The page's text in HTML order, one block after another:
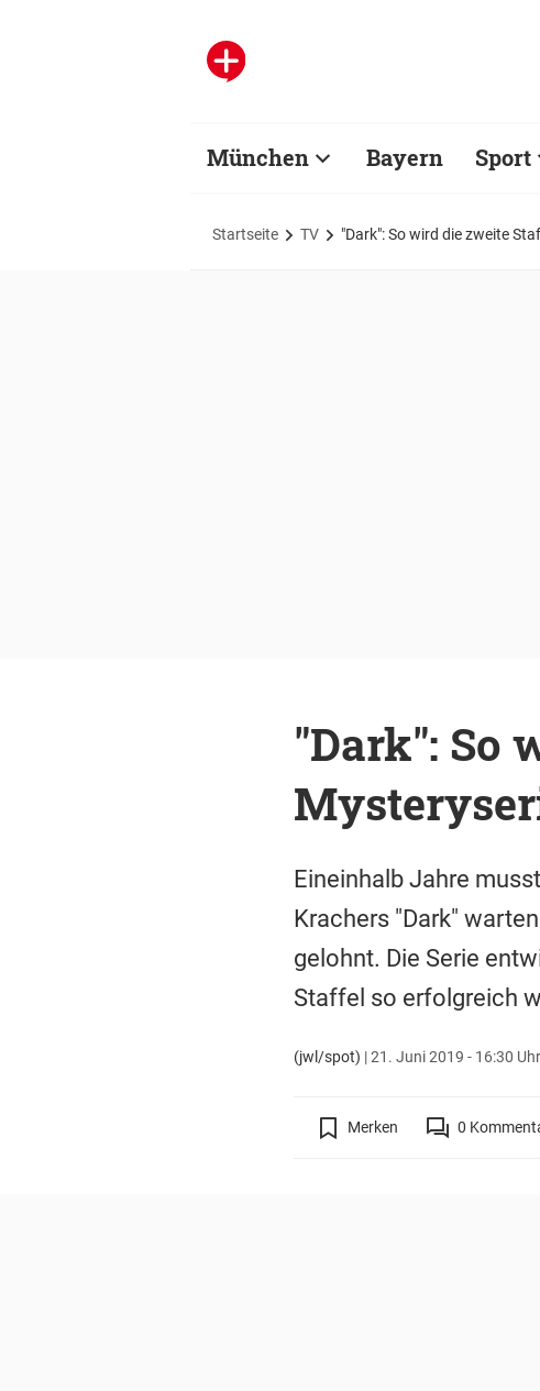
München Bayern Sport
Startseite TV "Dark": So wird die zweite
"Dark": So
Eineinhalb Jahre
Krachers "Dark"
gelohnt. Die Serie
Staffel so erfolgreich
(jwl/spot) |21. Juni 2019 - 16:30 Uhr
Merken 0